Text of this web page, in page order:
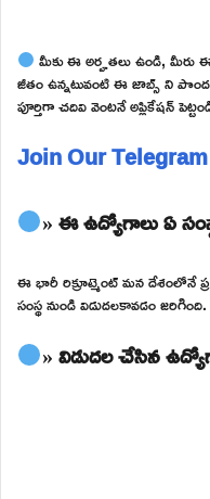
మీకు ఈ అర్హతలు ఉండి,
జీతం ఉన్నటువంటి ఈ జాబ్స్ ని
పూర్తిగా చదివి వెంటనే అప్లికేషన్
Join Our
» ఈ ఉద్యోగాలు ఏ
ఈ భారీ రిక్రూట్మెంట్ మన దేశంలోనే
సంస్థ నుండి విడుదలకావడం జరిగింది.
» విడుదల చేసిన